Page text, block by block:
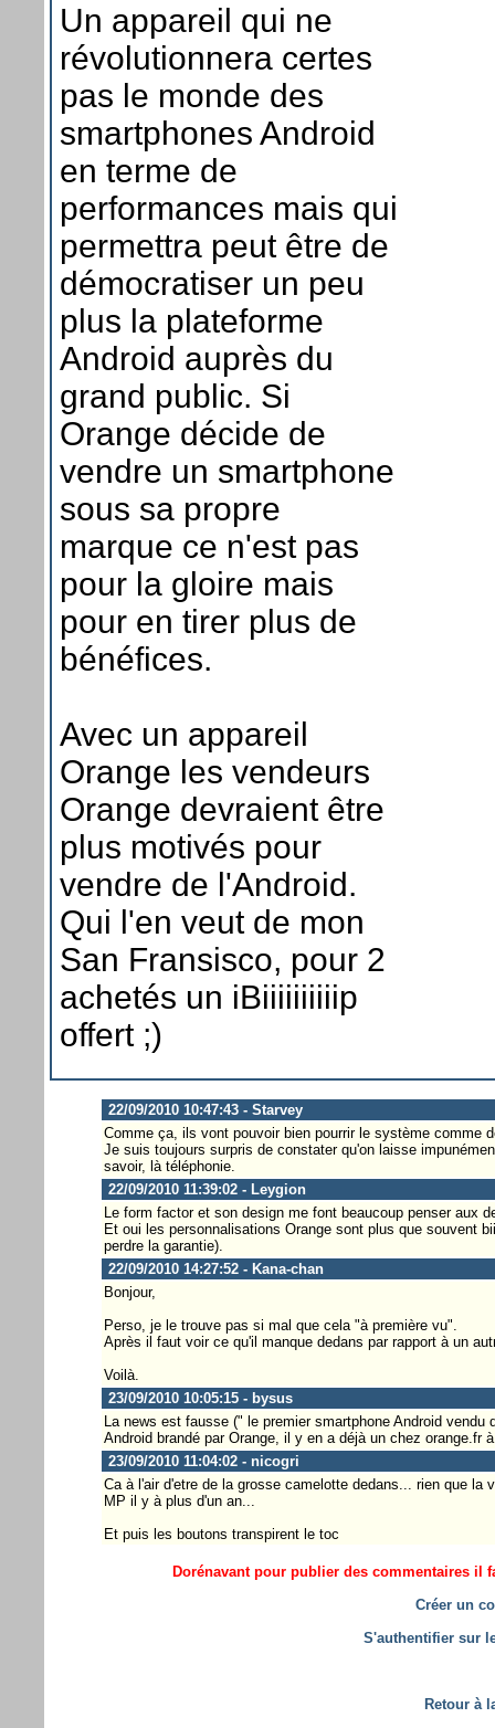
Un appareil qui ne
révolutionnera certes
pas le monde des
smartphones Android
en terme de
performances mais qui
permettra peut être de
démocratiser un peu
plus la plateforme
Android auprès du
grand public. Si
Orange décide de
vendre un smartphone
sous sa propre
marque ce n'est pas
pour la gloire mais
pour en tirer plus de
bénéfices.
Avec un appareil
Orange les vendeurs
Orange devraient être
plus motivés pour
vendre de l'Android.
Qui l'en veut de mon
San Fransisco, pour 2
achetés un iBiiiiiiiiiip
offert ;)
22/09/2010 10:47:43 - Starvey
Comme ça, ils vont pouvoir bien pourrir le système comme
Je suis toujours surpris de constater qu'on laisse
savoir, là téléphonie.
22/09/2010 11:39:02 - Leygion
Le form factor et son design me font beaucoup penser aux
Et oui les personnalisations Orange sont plus que souvent
perdre la garantie).
22/09/2010 14:27:52 - Kana-chan
Bonjour,
Perso, je le trouve pas si mal que cela "à première vu".
Après il faut voir ce qu'il manque dedans par rapport à un
Voilà.
23/09/2010 10:05:15 - bysus
La news est fausse (" le premier smartphone Android
Android brandé par Orange, il y en a déjà un chez orange.fr
23/09/2010 11:04:02 - nicogri
Ca à l'air d'etre de la grosse camelotte dedans... rien que la
MP il y à plus d'un an...
Et puis les boutons transpirent le toc
Dorénavant pour publier des commentaires il
Créer un
S'authentifier sur
Retour à